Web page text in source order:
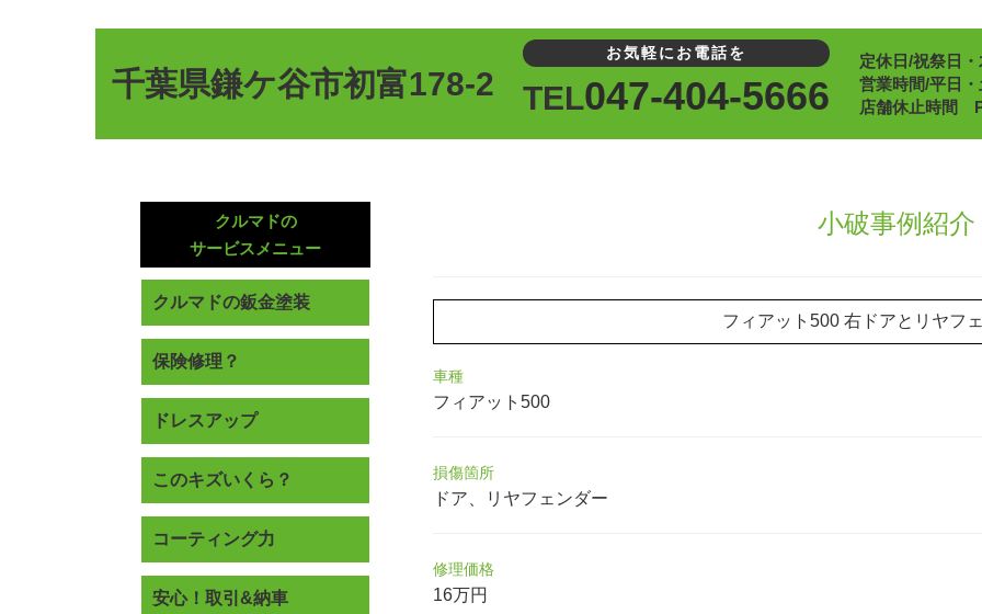
千葉県鎌ケ谷市初富178-2
お気軽にお電話を
TEL047-404-5666
定休日/祝祭日・
営業時間/平日
店舗休止時間
クルマドの
サービスメニュー
クルマドの鈑金塗装
保険修理？
ドレスアップ
このキズいくら？
コーティング力
安心！取引&納車
小破事例紹介
フィアット500 右ドアとリヤフ
車種
フィアット500
損傷箇所
ドア、リヤフェンダー
修理価格
16万円